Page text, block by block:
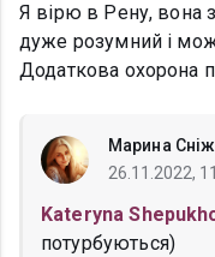
Я вірю в Рену, вона
дуже розумний і
Додаткова охорона
Марина
26.11.2022,
Kateryna
потурбуються)